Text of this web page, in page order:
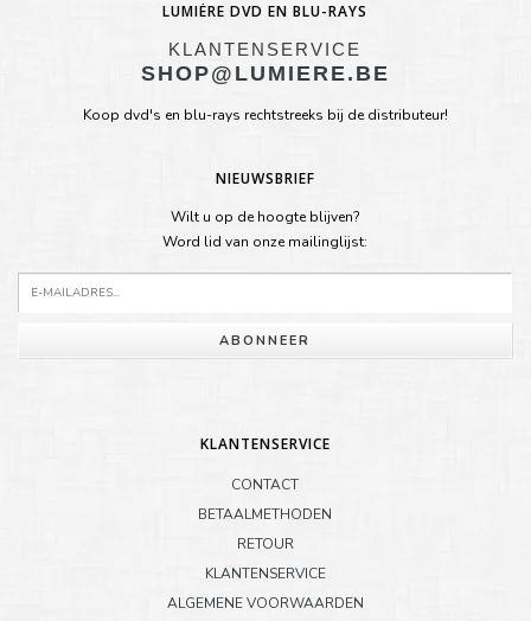
LUMIÈRE DVD EN BLU-RAYS
KLANTENSERVICE
SHOP@LUMIERE.BE
Koop dvd's en blu-rays rechtstreeks bij de distributeur!
NIEUWSBRIEF
Wilt u op de hoogte blijven?
Word lid van onze mailinglijst:
ABONNEER
KLANTENSERVICE
CONTACT
BETAALMETHODEN
RETOUR
KLANTENSERVICE
ALGEMENE VOORWAARDEN